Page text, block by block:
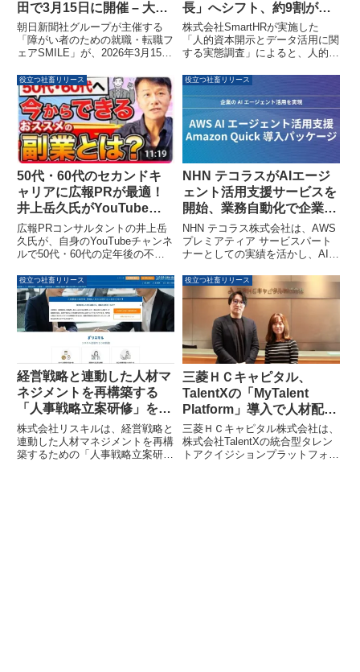
田で3月15日に開催 – 大
手・優良企業が多数参加
朝日新聞社グループが主催する
「障がい者のための就職・転職フ
ェアSMILE」が、2026年3月15日
ールで開催されます。2027年新
卒から中途採用まで、幅広い対象
者が大手・優良企業と出会える機
会を提供します。
長」へシフト、約9割が経
営判断の決め手と回答
株式会社SmartHRが実施した
「人的資本開示とデータ活用に関
する実態調査」によると、人的資
「採用力の強化」や「従業員エン
フトしており、「外部開示への対
応」は少数にとどまることが明ら
かになりました。また、約9割の
人事担当者が、人事データが経営
います。
役立つ社畜リリース
50代・60代のセカンドキ
ャリアに広報PRが最適！
井上岳久氏がYouTube動
画で解説、限定キャンペー
ンも実施中です
広報PRコンサルタントの井上岳
久氏が、自身のYouTubeチャンネ
ルで50代・60代の定年後の不安
活かせる「シニア広報」について
解説する動画を公開しました。現
在、動画視聴者向けのプレゼント
キャンペーンも実施中です。
役立つ社畜リリース
NHN テコラスがAIエージ
ェント活用支援サービスを
開始、業務自動化で企業の
効率化を加速
NHN テコラス株式会社は、AWS
プレミアティア サービスパート
ナーとしての実績を活かし、AIエ
援する「AWS AI エージェント活
用支援」および「Amazon Quick
導入パッケージ」の提供を開始し
ました。これにより、CRM更新
や問い合わせ対応など、企業の多
岐にわたる業務効率化を加速させ
ることが期待されます。
役立つ社畜リリース
経営戦略と連動した人材マ
ネジメントを再構築する
「人事戦略立案研修」を提
供開始：社員研修のリスキ
ル
株式会社リスキルは、経営戦略と
連動した人材マネジメントを再構
築するための「人事戦略立案研
役立つ社畜リリース
三菱ＨＣキャピタル、
TalentXの「MyTalent
Platform」導入で人材配置
と組織変革を加速
三菱ＨＣキャピタル株式会社は、
株式会社TalentXの統合型タレン
トアクイジションプラットフォー